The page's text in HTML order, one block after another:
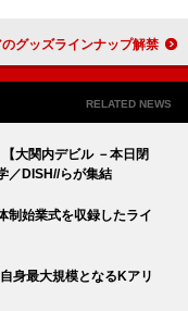
、結成15周年記念ポップアップストアのグッズラインナップ解禁
RELATED NEWS
大関内デビル －本日閉
／DISH//らが集結
制始業式を収録したライ
身最大規模となるKアリ